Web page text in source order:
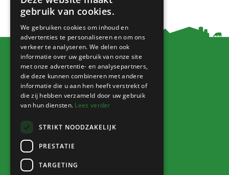
Blijf op de hoogte!
gebruik van cookies.
We gebruiken cookies om inhoud en
advertenties te personaliseren en om ons
verkeer te analyseren. We delen ook
informatie over uw gebruik van onze site
met onze advertentie- en analysepartners,
die deze kunnen combineren met andere
informatie die u aan hen heeft verstrekt of
die zij hebben verzameld door uw gebruik
van hun diensten. Lees verder
STRIKT NOODZAKELIJK
PRESTATIE
TARGETING